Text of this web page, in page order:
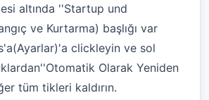
altında ''Startup und
ve Kurtarma) başlığı var
clickleyin ve sol
Olarak Yeniden
tüm tikleri kaldırın.